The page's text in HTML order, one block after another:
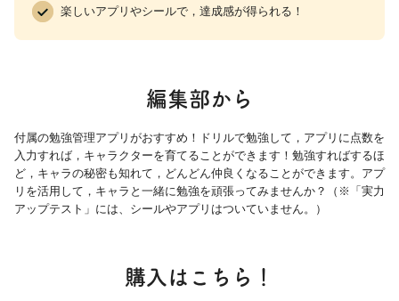
楽しいアプリやシールで，達成感が得られる！
編集部から
付属の勉強管理アプリがおすすめ！ドリルで勉強して，アプリに点数を
入力すれば，キャラクターを育てることができます！勉強すればするほ
ど，キャラの秘密も知れて，どんどん仲良くなることができます。アプ
リを活用して，キャラと一緒に勉強を頑張ってみませんか？（※「実力
アップテスト」には、シールやアプリはついていません。）
購入はこちら！